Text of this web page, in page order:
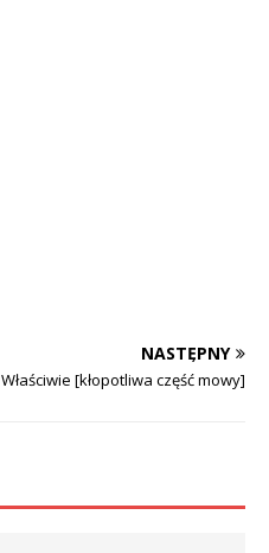
NASTĘPNY
Właściwie [kłopotliwa część mowy]